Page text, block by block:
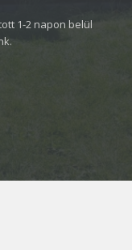
1-2 napon belül